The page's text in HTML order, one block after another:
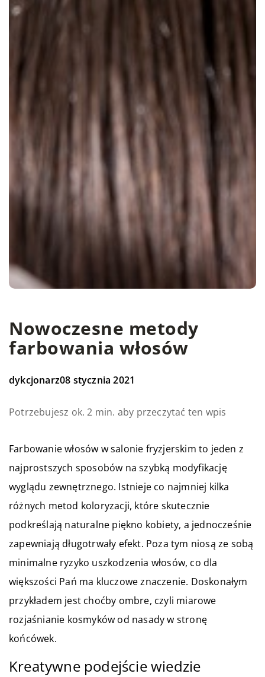
Nowoczesne metody
farbowania włosów
dykcjonarz08 stycznia 2021
Potrzebujesz ok. 2 min. aby przeczytać ten wpis
Farbowanie włosów w salonie fryzjerskim to jeden z
najprostszych sposobów na szybką modyfikację
wyglądu zewnętrznego. Istnieje co najmniej kilka
różnych metod koloryzacji, które skutecznie
podkreślają naturalne piękno kobiety, a jednocześnie
zapewniają długotrwały efekt. Poza tym niosą ze sobą
minimalne ryzyko uszkodzenia włosów, co dla
większości Pań ma kluczowe znaczenie. Doskonałym
przykładem jest choćby ombre, czyli miarowe
rozjaśnianie kosmyków od nasady w stronę
końcówek.
Kreatywne podejście wiedzie